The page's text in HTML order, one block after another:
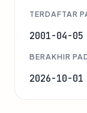
TERDAFTAR
2001-04-05
BERAKHIR
2026-10-01